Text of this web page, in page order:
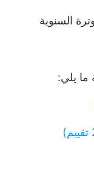
السنوية
ما يلي: